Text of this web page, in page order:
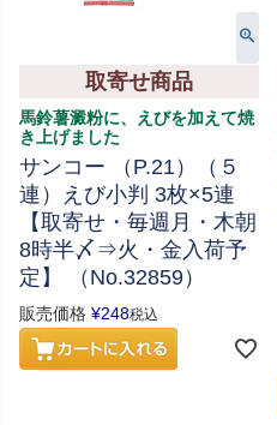
取寄せ商品
馬鈴薯澱粉に、えびを加えて焼
き上げました
サンコー （P.21）（５
連）えび小判 3枚×5連
【取寄せ・毎週月・木朝
8時半〆⇒火・金入荷予
定】 （No.32859）
販売価格 ¥248税込